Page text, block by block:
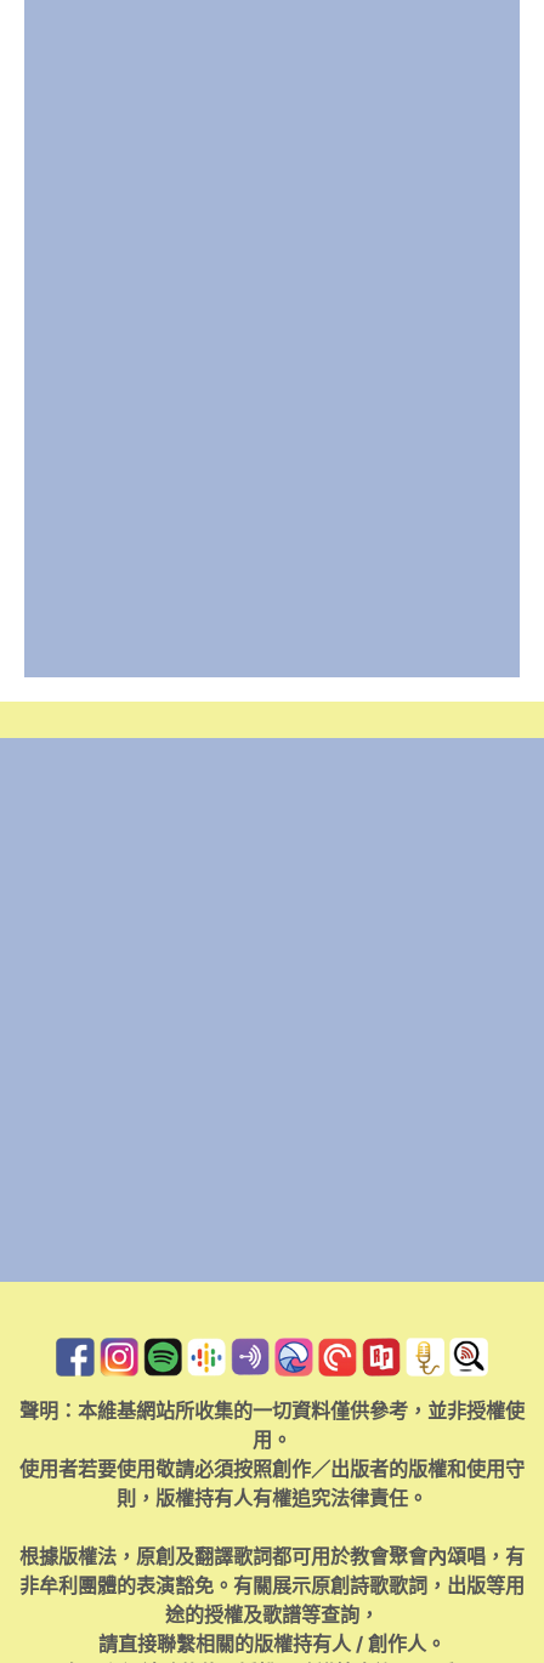
聲明：本維基網站所收集的一切資料僅供參考，並非授權使
用。
使用者若要使用敬請必須按照創作／出版者的版權和使用守
則，版權持有人有權追究法律責任。
根據版權法，原創及翻譯歌詞都可用於教會聚會內頌唱，有
非牟利團體的表演豁免。有關展示原創詩歌歌詞，出版等用
途的授權及歌譜等查詢，
請直接聯繫相關的版權持有人 / 創作人。